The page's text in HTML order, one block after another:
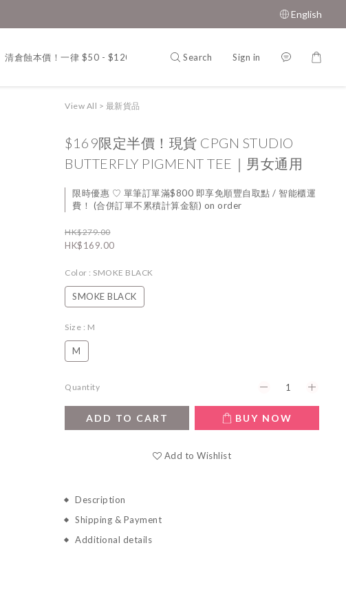
English
清倉蝕本價！一律 $50 - $120 韓 國．東 大 門．男 女 裝 MUAH MUAH
Search Sign in
View All > 最新貨品
$169限定半價！現貨 CPGN STUDIO
BUTTERFLY PIGMENT TEE｜男女通用
限時優惠 ♡ 單筆訂單滿$800 即享免順豐自取點 / 智能櫃運
費！ (合併訂單不累積計算金額) on order
HK$279.00
HK$169.00
Color : SMOKE BLACK
SMOKE BLACK
Size : M
M
Quantity
ADD TO CART BUY NOW
Add to Wishlist
Description
Shipping & Payment
Additional details